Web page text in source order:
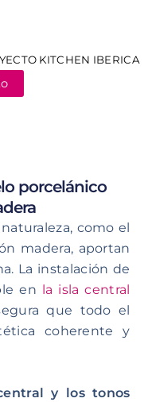
KITCHEN IBERICA
porcelánico
como el
madera, aportan
La instalación de
en la isla central
que todo el
coherente y
y los tonos